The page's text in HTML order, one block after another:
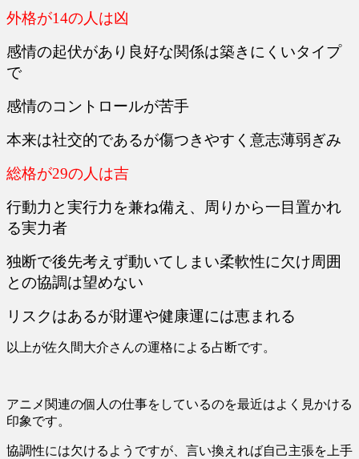
外格が14の人は凶
感情の起伏があり良好な関係は築きにくいタイプ
で
感情のコントロールが苦手
本来は社交的であるが傷つきやすく意志薄弱ぎみ
総格が29の人は吉
行動力と実行力を兼ね備え、周りから一目置かれ
る実力者
独断で後先考えず動いてしまい柔軟性に欠け周囲
との協調は望めない
リスクはあるが財運や健康運には恵まれる
以上が佐久間大介さんの運格による占断です。
アニメ関連の個人の仕事をしているのを最近はよく見かける
印象です。
協調性には欠けるようですが、 言い換えれば自己主張を上手